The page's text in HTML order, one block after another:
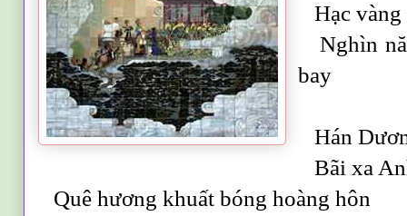
Hạc
Nghìn
bay
Hán
Bãi xa
Quê hương khuất bóng hoàng hôn